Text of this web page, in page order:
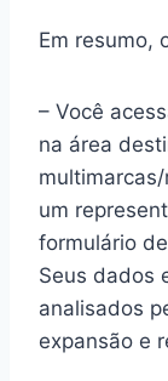
Em resumo,
– Você
na área
um
formulário
Seus dados
analisados
expansão e